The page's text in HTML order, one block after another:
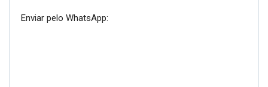
Enviar pelo WhatsApp: